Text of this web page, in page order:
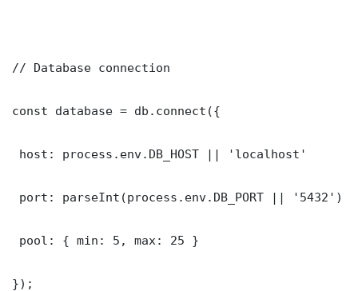
// Database connection
const database = db.connect({
host: process.env.DB_HOST || 'localhost'
port: parseInt(process.env.DB_PORT || '5432')
pool: { min: 5, max: 25 }
});